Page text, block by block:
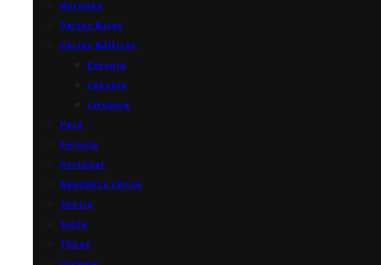
Noruega
Países Bajos
Países Bálticos
Estonia
Letonia
Lituania
Perú
Polonia
Portugal
República Checa
Suecia
Suiza
Túnez